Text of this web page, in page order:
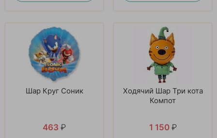
Шар Круг Соник
463 ₽
Ходячий Шар Три кота
Компот
1 150 ₽